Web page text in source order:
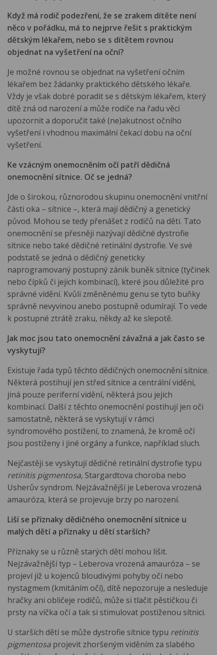
Když má rodič podezření, že se zrakem dítěte není
něco v pořádku, má to nejprve řešit s praktickým
dětským lékařem, nebo se s dítětem rovnou
objednat na vyšetření na oční?
Je možné rovnou se objednat na vyšetření očním
lékařem bez žádanky praktického dětského lékaře.
Vždy je však dobré poradit se s dětským lékařem, který
dítě zná od narození a může rodiče na řadu věcí
upozornit a doporučit také (ne)akutnost očního
vyšetření i vhodnou maximální čekací dobu na oční
vyšetření.
Ke vzácným onemocněním očí patří dědičná
onemocnění sítnice. Oč se jedná?
Jde o širokou, různorodou skupinu onemocnění vnitřní
části oka – sítnice –, která mají dědičný a genetický
původ. Mohou se tedy přenášet z rodičů na děti. Tato
onemocnění se přesněji nazývají dědičné dystrofie
sítnice nebo také dědičné retinální dystrofie. Ve své
podstatě se jedná o dědičný geneticky
naprogramovaný postupný zánik buněk sítnice (tyčinek
nebo čípků či jejich kombinací), které jsou důležité pro
správné vidění. Kvůli změněnému genu se tyto buňky
správně nevyvinou anebo postupně odumírají. To vede
k postupné ztrátě zraku, někdy až ke slepotě.
Jak moc jsou tato onemocnění závažná a jak často se
vyskytují?
Existuje řada typů těchto dědičných onemocnění sítnice.
Některá postihují jen střed sítnice a centrální vidění,
jiná pouze periferní vidění, některá jsou jejich
kombinací. Další z těchto onemocnění postihují jen oči
samostatně, některá se vyskytují v rámci
syndromového postižení, to znamená, že kromě očí
jsou postiženy i jiné orgány a funkce, například sluch.
Nejčastěji se vyskytují dědičné retinální dystrofie typu
retinitis pigmentosa, Stargardtova choroba nebo
Usherův syndrom. Nejzávažnější je Leberova vrozená
amauróza, která se projevuje brzy po narození.
Liší se příznaky dědičného onemocnění sítnice u
malých dětí a příznaky u dětí starších?
Příznaky se u různě starých dětí mohou lišit.
Nejzávažnější typ – Leberova vrozená amauróza – se
projeví již u kojenců bloudivými pohyby očí nebo
nystagmem (kmitáním očí), dítě nepozoruje a nesleduje
hračky ani obličeje rodičů, může si tlačit pěstičkou či
prsty na víčka očí a tak si stimulovat postiženou sítnici.
U starších dětí se může dystrofie sítnice typu retinitis
pigmentosa projevit zhoršeným viděním za slabého